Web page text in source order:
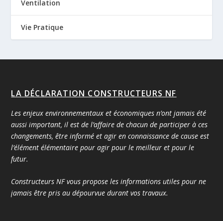
Ventilation
Vie Pratique
LA DÉCLARATION CONSTRUCTEURS NF
Les enjeux environnementaux et économiques n’ont jamais été
aussi important, il est de l’affaire de chacun de participer à ces
changements, être informé et agir en connaissance de cause est
l’élément élémentaire pour agir pour le meilleur et pour le
futur.
Constructeurs NF vous propose les informations utiles pour ne
jamais être pris au dépourvue durant vos travaux.